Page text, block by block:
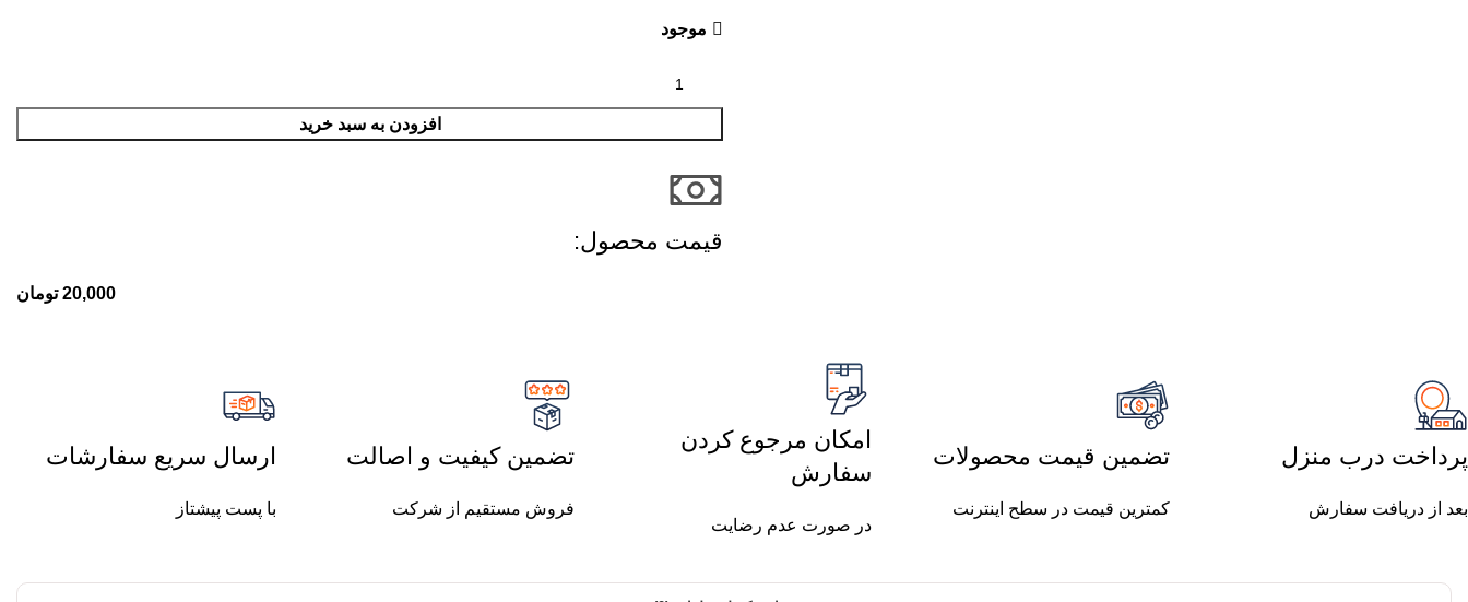
موجود
افزودن به سبد خرید
قیمت محصول:​
20,000 تومان
پرداخت درب منزل
بعد از دریافت سفارش
تضمین قیمت محصولات
کمترین قیمت در سطح اینترنت
امکان مرجوع کردن
سفارش
در صورت عدم رضایت
تضمین کیفیت و اصالت
فروش مستقیم از شرکت
ارسال سریع سفارشات
با پست پیشتاز